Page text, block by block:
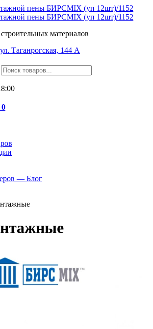
материалов
Таганрогская, 144 А
0
— Блог